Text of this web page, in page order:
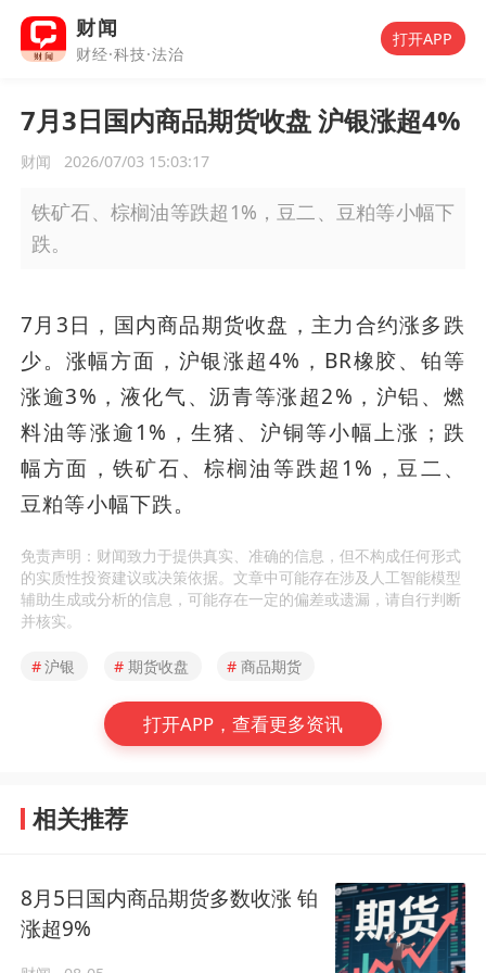
财闻
财经·科技·法治
打开APP
7月3日国内商品期货收盘 沪银涨超4%
财闻 2026/07/03 15:03:17
铁矿石、棕榈油等跌超1%，豆二、豆粕等小幅下
跌。
7月3日，国内商品期货收盘，主力合约涨多跌
少。涨幅方面，沪银涨超4%，BR橡胶、铂等
涨逾3%，液化气、沥青等涨超2%，沪铝、燃
料油等涨逾1%，生猪、沪铜等小幅上涨；跌
幅方面，铁矿石、棕榈油等跌超1%，豆二、
豆粕等小幅下跌。
免责声明：财闻致力于提供真实、准确的信息，但不构成任何形式
的实质性投资建议或决策依据。文章中可能存在涉及人工智能模型
辅助生成或分析的信息，可能存在一定的偏差或遗漏，请自行判断
并核实。
#沪银 # 期货收盘 # 商品期货
打开APP，查看更多资讯
相关推荐
8月5日国内商品期货多数收涨 铂
涨超9%